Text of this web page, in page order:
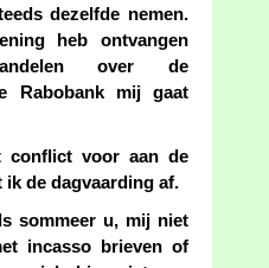
dezelfde nemen.
heb ontvangen
over de
Rabobank mij gaat
conflict voor aan de
ik de dagvaarding af.
sommeer u, mij niet
incasso brieven of